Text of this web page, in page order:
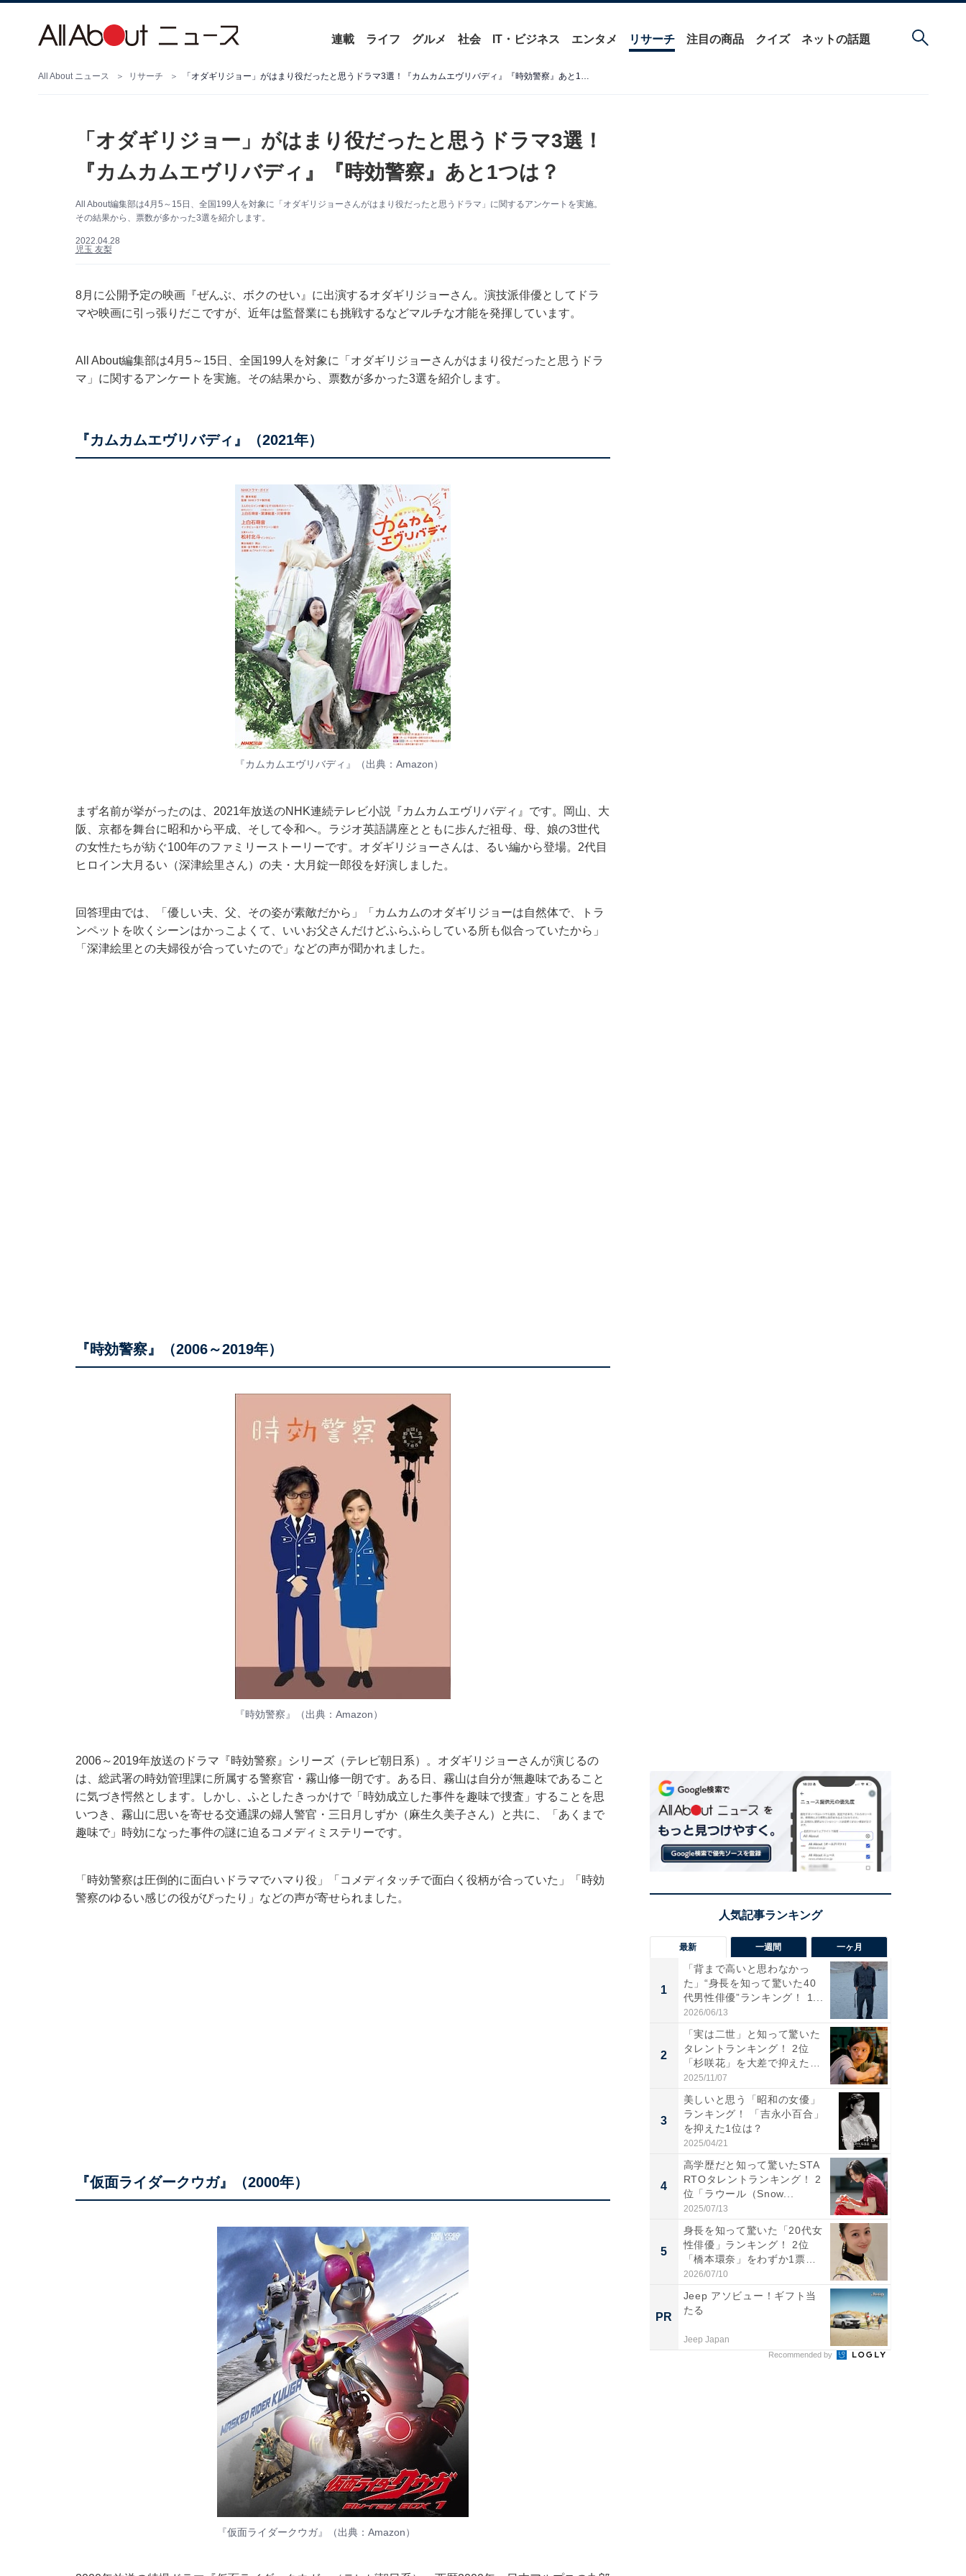
連載 ライフ グルメ 社会 IT・ビジネス エンタメ リサーチ 注目の商品 クイズ ネットの話題
All About ニュース リサーチ 「オダギリジョー」がはまり役だったと思うドラマ3選！『カムカムエヴリバディ』『時効警察』あと1つは？
「オダギリジョー」がはまり役だったと思うドラマ3選！
『カムカムエヴリバディ』『時効警察』あと1つは？
All About編集部は4月5～15日、全国199人を対象に「オダギリジョーさんがはまり役だったと思うドラマ」に関するアンケートを実施。
その結果から、票数が多かった3選を紹介します。
2022.04.28
児玉 友梨
8月に公開予定の映画『ぜんぶ、ボクのせい』に出演するオダギリジョーさん。演技派俳優としてドラ
マや映画に引っ張りだこですが、近年は監督業にも挑戦するなどマルチな才能を発揮しています。
All About編集部は4月5～15日、全国199人を対象に「オダギリジョーさんがはまり役だったと思うドラ
マ」に関するアンケートを実施。その結果から、票数が多かった3選を紹介します。
『カムカムエヴリバディ』（2021年）
『カムカムエヴリバディ』（出典： Amazon）
まず名前が挙がったのは、2021年放送のNHK連続テレビ小説『カムカムエヴリバディ』です。岡山、大
阪、京都を舞台に昭和から平成、そして令和へ。ラジオ英語講座とともに歩んだ祖母、母、娘の3世代
の女性たちが紡ぐ100年のファミリーストーリーです。オダギリジョーさんは、るい編から登場。2代目
ヒロイン大月るい（深津絵里さん）の夫・大月錠一郎役を好演しました。
回答理由では、「優しい夫、父、その姿が素敵だから」「カムカムのオダギリジョーは自然体で、トラ
ンペットを吹くシーンはかっこよくて、いいお父さんだけどふらふらしている所も似合っていたから」
「深津絵里との夫婦役が合っていたので」などの声が聞かれました。
『時効警察』（2006～2019年）
『時効警察』（出典： Amazon）
2006～2019年放送のドラマ『時効警察』シリーズ（テレビ朝日系）。オダギリジョーさんが演じるの
は、総武署の時効管理課に所属する警察官・霧山修一朗です。ある日、霧山は自分が無趣味であること
に気づき愕然とします。しかし、ふとしたきっかけで「時効成立した事件を趣味で捜査」することを思
いつき、霧山に思いを寄せる交通課の婦人警官・三日月しずか（麻生久美子さん）と共に、「あくまで
趣味で」時効になった事件の謎に迫るコメディミステリーです。
「時効警察は圧倒的に面白いドラマでハマり役」「コメディタッチで面白く役柄が合っていた」「時効
警察のゆるい感じの役がぴったり」などの声が寄せられました。
『仮面ライダークウガ』（2000年）
『仮面ライダークウガ』（出典： Amazon）
最新 一週間 一ヶ月
1
「背まで高いと思わなかっ
た」“身長を知って驚いた40
代男性俳優”ランキング！ 1...
2026/06/13
2
「実は二世」と知って驚いた
タレントランキング！ 2位
「杉咲花」を大差で抑えた1
位...
2025/11/07
3
美しいと思う「昭和の女優」
ランキング！ 「吉永小百合」
を抑えた1位は？
2025/04/21
4
高学歴だと知って驚いたSTA
RTOタレントランキング！ 2
位「ラウール（Snow...
2025/07/13
5
身長を知って驚いた「20代女
性俳優」ランキング！ 2位
「橋本環奈」をわずか1票
差...
2026/07/10
PR
Jeep アソビュー！ギフト当
たる
Jeep Japan
Recommended by